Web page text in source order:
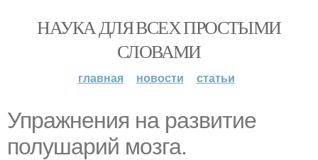
НАУКА ДЛЯ ВСЕХ ПРОСТЫМИ
СЛОВАМИ
главная новости статьи
Упражнения на развитие
полушарий мозга.